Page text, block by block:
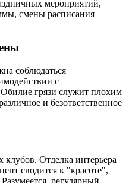
мероприятий,
смены расписания
соблюдаться
с
грязи служит плохим
и безответственное
Отделка интерьера
сводится к "красоте",
регулярный